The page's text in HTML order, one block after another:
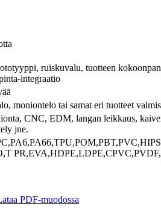
ruiskuvalu, tuotteen
integraatio
moniontelo tai samat eri tuotteet
CNC, EDM, langan leikkaus,
jne.
PDF-muodossa